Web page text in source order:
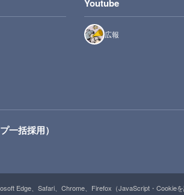
Youtube
広報
一括採用）
Edge、Safari、Chrome、Firefox（JavaScript・Cookie